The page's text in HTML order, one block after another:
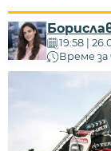
19:58 |
Време